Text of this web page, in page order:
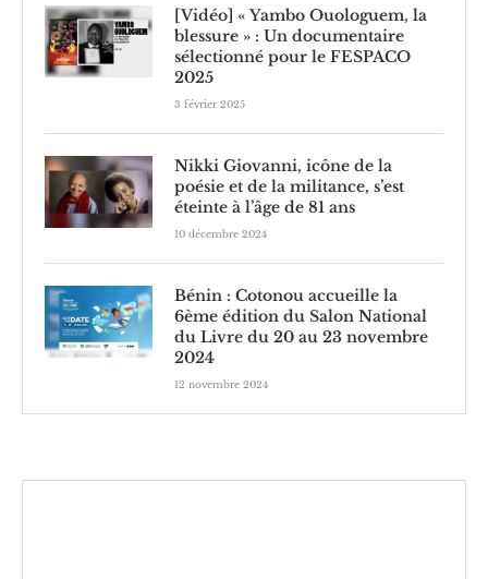
[Vidéo] « Yambo Ouologuem, la
blessure » : Un documentaire
sélectionné pour le FESPACO
2025
3 février 2025
Nikki Giovanni, icône de la
poésie et de la militance, s’est
éteinte à l’âge de 81 ans
10 décembre 2024
Bénin : Cotonou accueille la
6ème édition du Salon National
du Livre du 20 au 23 novembre
2024
12 novembre 2024